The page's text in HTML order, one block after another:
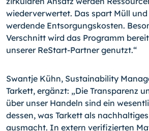
wiederverwertet. Das spart Müll
werdende Entsorgungskosten.
Verschnitt wird das Programm
unserer ReStart-Partner genutzt.“
Swantje Kühn, Sustainability
Tarkett, ergänzt: „Die Transparenz
über unser Handeln sind ein
dessen, was Tarkett als
ausmacht. In extern verifizierten